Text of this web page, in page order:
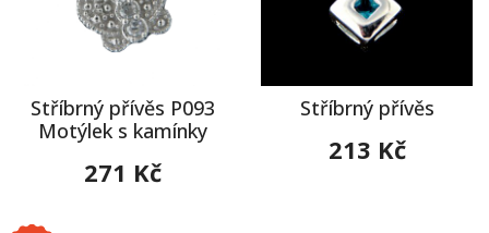
Stříbrný přívěs P093
Motýlek s kamínky
271 Kč
Stříbrný přívěs
213 Kč